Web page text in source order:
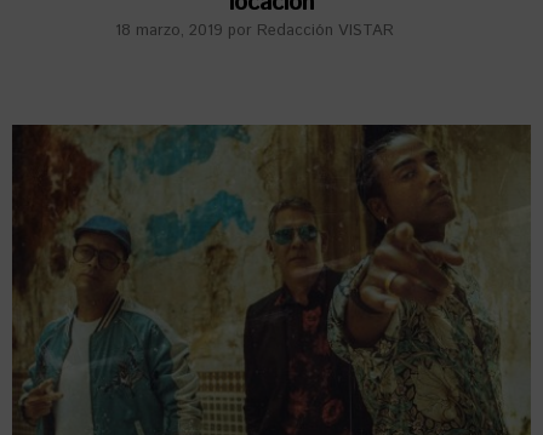
18 marzo, 2019 por Redacción VISTAR